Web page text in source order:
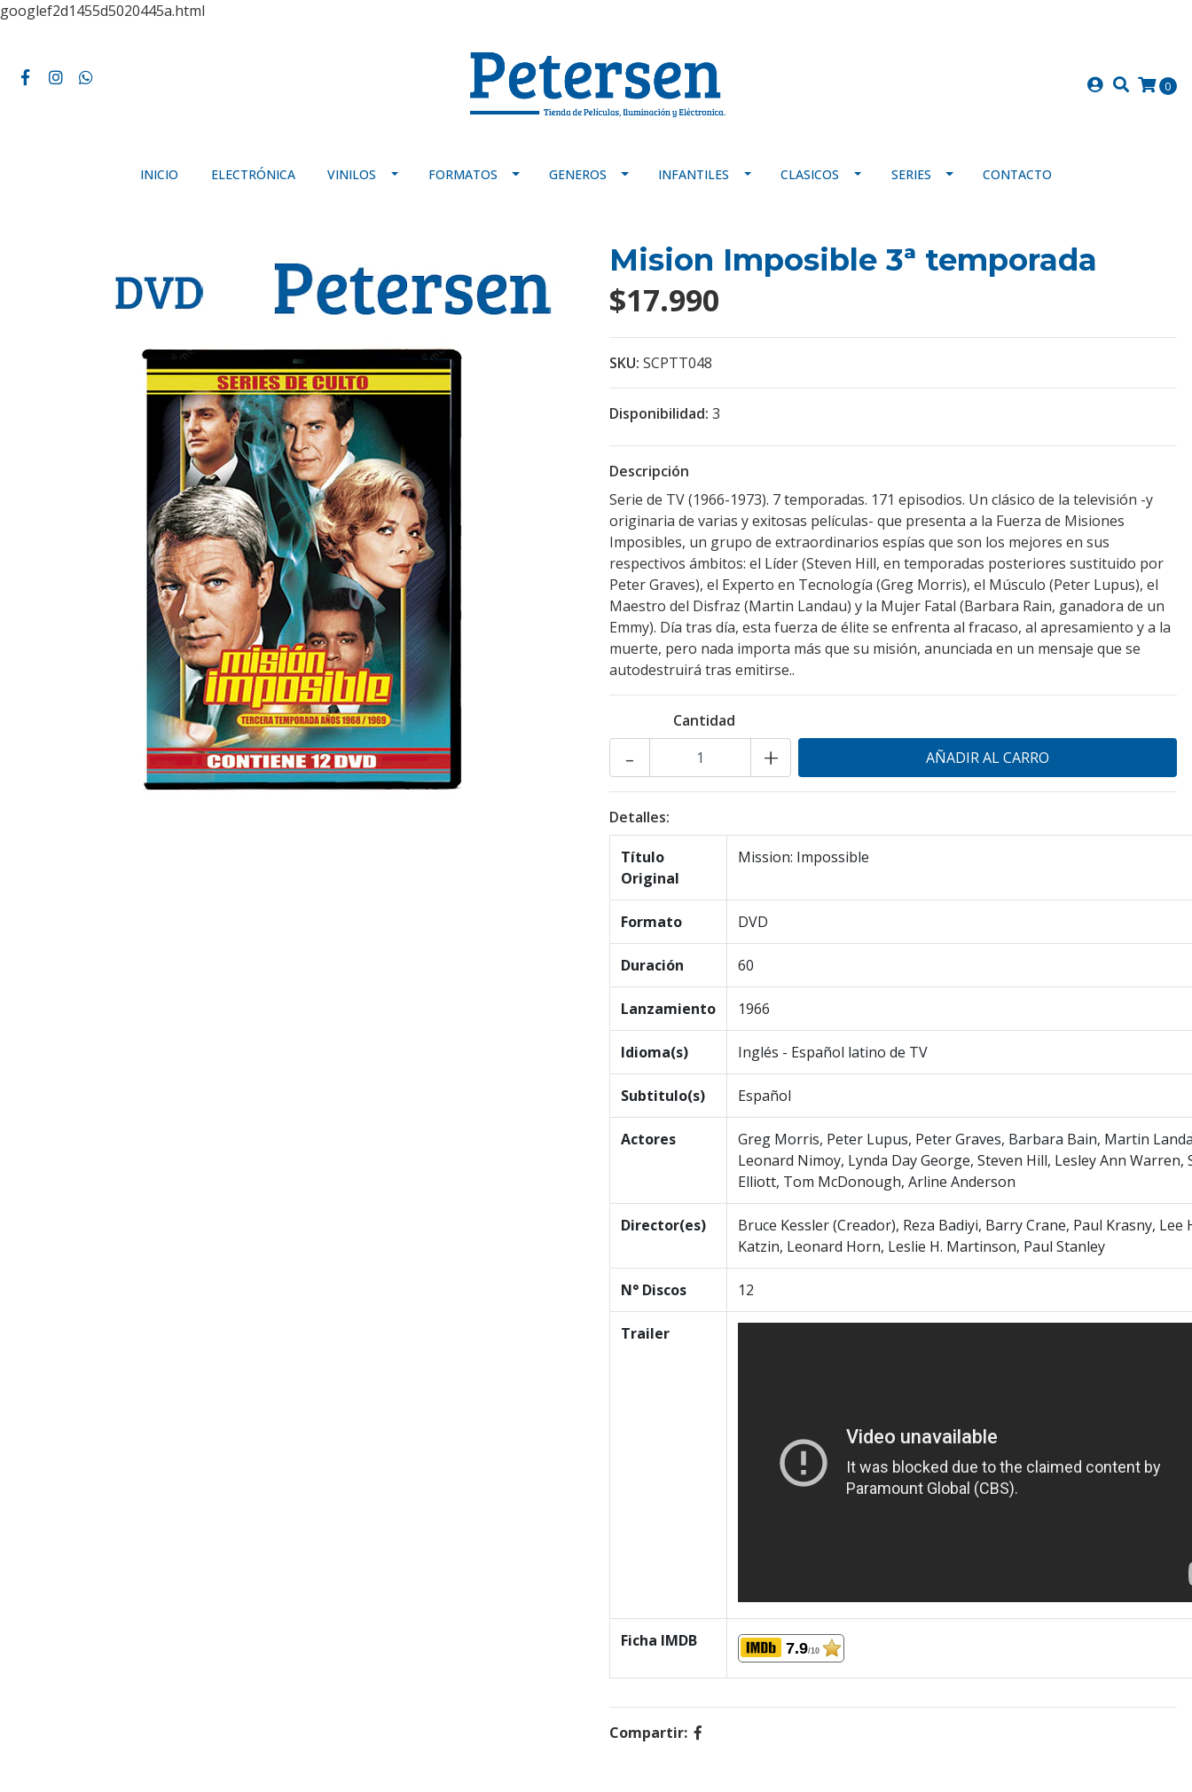
googlef2d1455d5020445a.html
0
INICIO ELECTRÓNICA VINILOS FORMATOS GENEROS INFANTILES CLASICOS SERIES CONTACTO
Mision Imposible 3ª temporada
$17.990
SKU: SCPTT048
Disponibilidad: 3
Descripción
Serie de TV (1966-1973). 7 temporadas. 171 episodios. Un clásico de la televisión -y
originaria de varias y exitosas películas- que presenta a la Fuerza de Misiones
Imposibles, un grupo de extraordinarios espías que son los mejores en sus
respectivos ámbitos: el Líder (Steven Hill, en temporadas posteriores sustituido por
Peter Graves), el Experto en Tecnología (Greg Morris), el Músculo (Peter Lupus), el
Maestro del Disfraz (Martin Landau) y la Mujer Fatal (Barbara Rain, ganadora de un
Emmy). Día tras día, esta fuerza de élite se enfrenta al fracaso, al apresamiento y a la
muerte, pero nada importa más que su misión, anunciada en un mensaje que se
autodestruirá tras emitirse..
Cantidad
+
-
Detalles:
Título
Original
Mission: Impossible
Formato DVD
Duración 60
Lanzamiento 1966
Idioma(s) Inglés - Español latino de TV
Subtitulo(s) Español
Actores
Greg Morris, Peter Lupus, Peter Graves, Barbara Bain, Martin
Leonard Nimoy, Lynda Day George, Steven Hill, Lesley Ann Warren,
Elliott, Tom McDonough, Arline Anderson
Director(es)
Bruce Kessler (Creador), Reza Badiyi, Barry Crane, Paul Krasny, Lee
Katzin, Leonard Horn, Leslie H. Martinson, Paul Stanley
N° Discos 12
Trailer
Ficha IMDB 7.9/10
Compartir: